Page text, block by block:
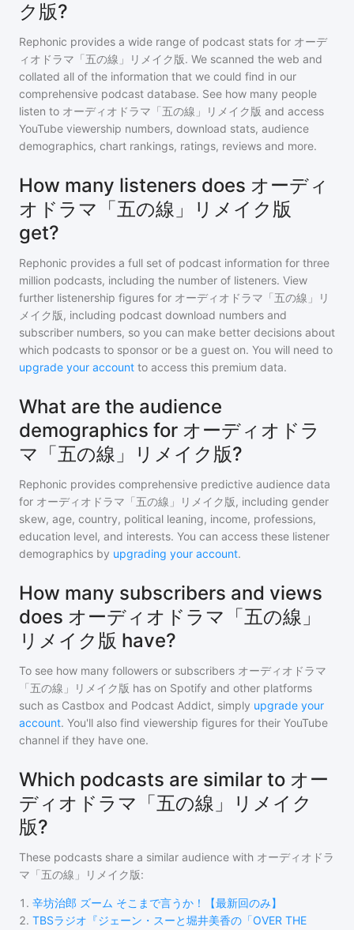
ク版?
Rephonic provides a wide range of podcast stats for オーデ
ィオドラマ「五の線」リメイク版. We scanned the web and
collated all of the information that we could find in our
comprehensive podcast database. See how many people
listen to オーディオドラマ「五の線」リメイク版 and access
YouTube viewership numbers, download stats, audience
demographics, chart rankings, ratings, reviews and more.
How many listeners does オーディ
オドラマ「五の線」リメイク版
get?
Rephonic provides a full set of podcast information for three
million podcasts, including the number of listeners. View
further listenership figures for オーディオドラマ「五の線」リ
メイク版, including podcast download numbers and
subscriber numbers, so you can make better decisions about
which podcasts to sponsor or be a guest on. You will need to
upgrade your account to access this premium data.
What are the audience
demographics for オーディオドラ
マ「五の線」リメイク版?
Rephonic provides comprehensive predictive audience data
for オーディオドラマ「五の線」リメイク版, including gender
skew, age, country, political leaning, income, professions,
education level, and interests. You can access these listener
demographics by upgrading your account.
How many subscribers and views
does オーディオドラマ「五の線」
リメイク版 have?
To see how many followers or subscribers オーディオドラマ
「五の線」リメイク版 has on Spotify and other platforms
such as Castbox and Podcast Addict, simply upgrade your
account. You'll also find viewership figures for their YouTube
channel if they have one.
Which podcasts are similar to オー
ディオドラマ「五の線」リメイク
版?
These podcasts share a similar audience with オーディオドラ
マ「五の線」リメイク版:
1 . 辛坊治郎 ズーム そこまで言うか！【最新回のみ】
2. TBSラジオ『ジェーン・スーと堀井美香の「OVER THE